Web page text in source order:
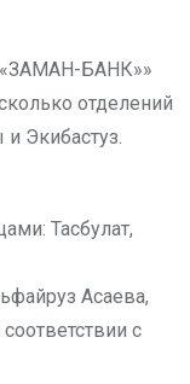
«ЗАМАН-БАНК»»
отделений
Экибастуз.
Тасбулат,
Асаева,
с